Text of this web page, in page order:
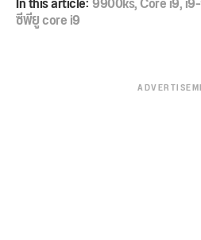
ซีพียู core i9